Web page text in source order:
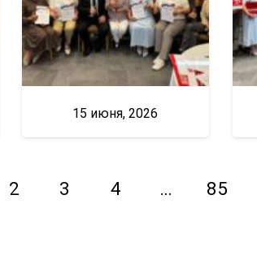
15 июня, 2026
2 3 4 … 85